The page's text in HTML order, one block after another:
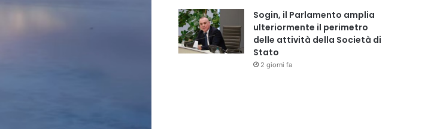
Sogin, il Parlamento amplia
ulteriormente il perimetro
delle attività della Società di
Stato
2 giorni fa